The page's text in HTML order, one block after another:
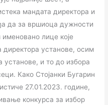
мандата директора и
да за вршиоца дужности
лице које
установе, осим
установе, и то до избора
Како Стојанки Бугарин
27.01.2023. године,
конкурса за избор